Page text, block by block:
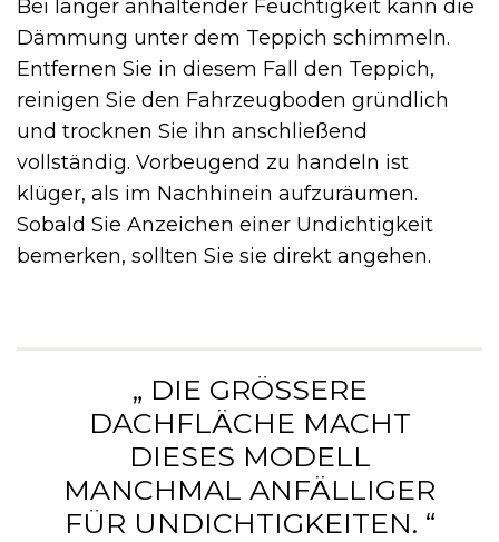
Bei länger anhaltender Feuchtigkeit kann die
Dämmung unter dem Teppich schimmeln.
Entfernen Sie in diesem Fall den Teppich,
reinigen Sie den Fahrzeugboden gründlich
und trocknen Sie ihn anschließend
vollständig. Vorbeugend zu handeln ist
klüger, als im Nachhinein aufzuräumen.
Sobald Sie Anzeichen einer Undichtigkeit
bemerken, sollten Sie sie direkt angehen.
„ DIE GRÖSSERE D
ACHFLÄCHE MACHT D
IESES MODELL M
ANCHMAL ANFÄLLIGER F
ÜR UNDICHTIGKEITEN. “